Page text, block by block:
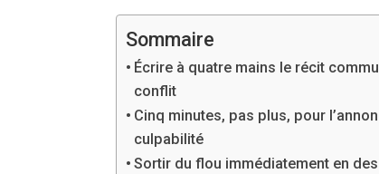
Sommaire
Écrire à quatre mains le récit
conflit
Cinq minutes, pas plus, pour
culpabilité
Sortir du flou immédiatement en